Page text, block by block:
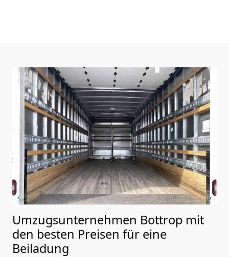
Umzugsunternehmen Bottrop mit
den besten Preisen für eine
Beiladung